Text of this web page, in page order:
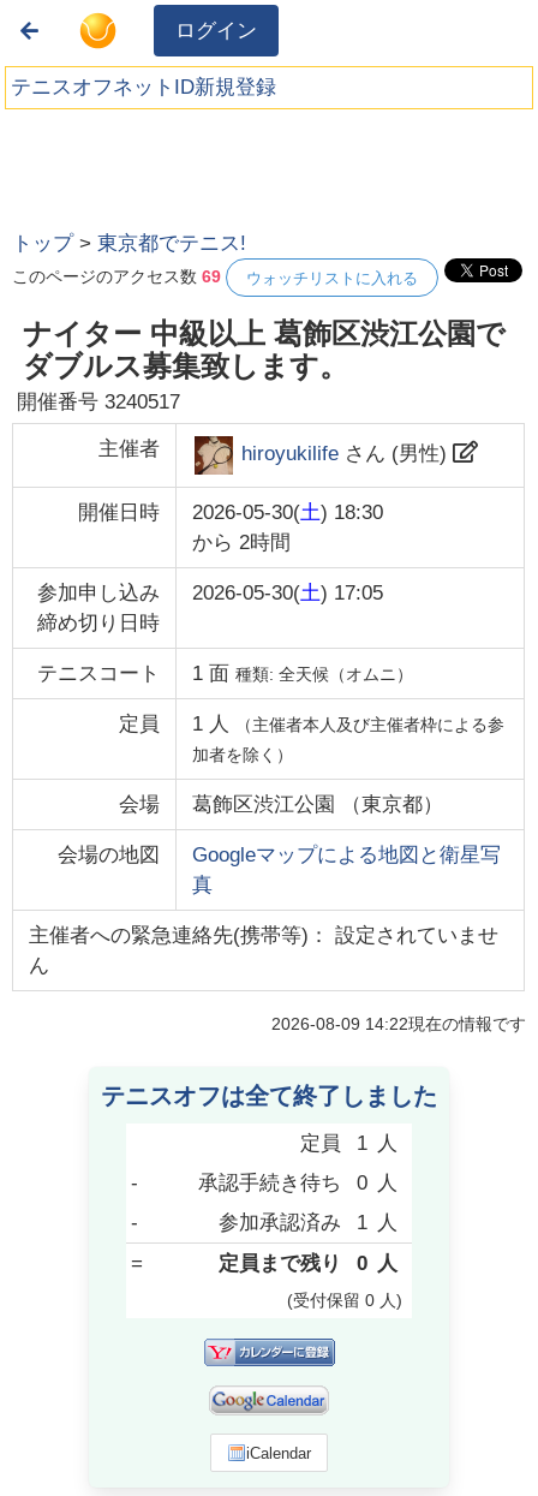
ログイン
テニスオフネットID新規登録
トップ >東京都でテニス!
このページのアクセス数69 ウォッチリストに入れる
ナイター 中級以上 葛飾区渋江公園で
ダブルス募集致します。
開催番号3240517
主催者 hiroyukilifeさん (男性)
開催日時 2026-05-30(土) 18:30
から 2時間
参加申し込み
締め切り日時
2026-05-30(土) 17:05
テニスコート 1面 種類: 全天候（オムニ）
定員 1 人
（主催者本人及び主催者枠による参
加者を除く）
会場 葛飾区渋江公園 （東京都）
会場の地図
Googleマップによる地図と衛星写
真
主催者への緊急連絡先(携帯等)： 設定されていませ
ん
2026-08-09 14:22現在の情報です
テニスオフは全て終了しました
定員 1 人
-
承認手続き待ち 0 人
-
参加承認済み 1 人
=
定員まで残り 0 人
(受付保留 0 人)
iCalendar